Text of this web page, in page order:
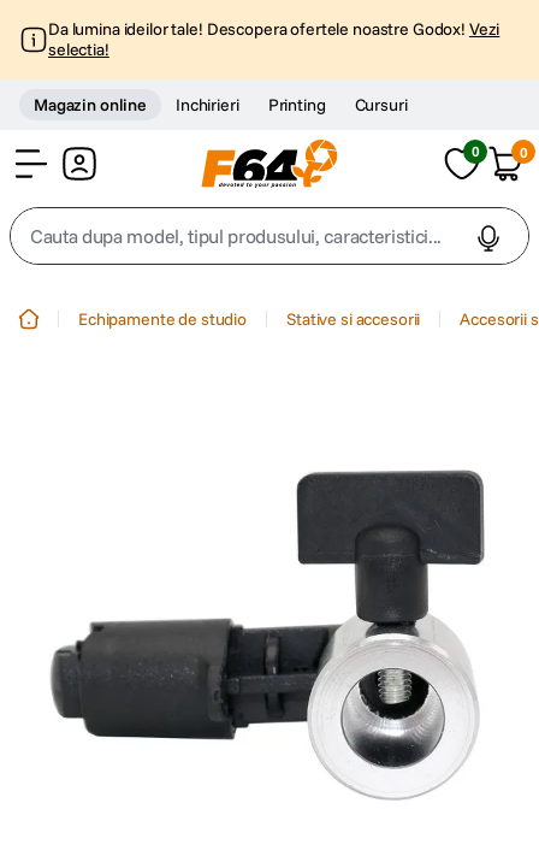
Da lumina ideilor tale! Descopera ofertele noastre Godox! Vezi
selectia!
Magazin online Inchirieri Printing Cursuri
0 0
Cauta dupa model, tipul produsului, caracteristici...
6.
7
Echipamente de studio Stative si accesorii Accesorii